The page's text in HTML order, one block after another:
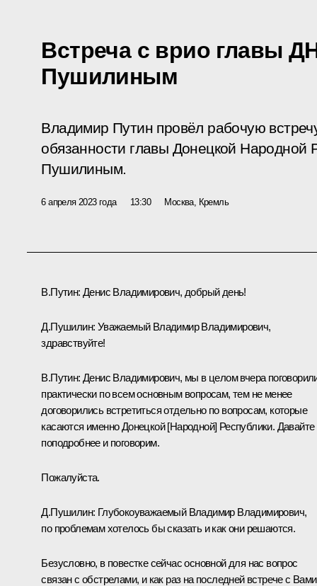
Встреча с врио главы
Пушилиным
Владимир Путин провёл рабочую
обязанности главы Донецкой Народной
Пушилиным.
6 апреля 2023 года 13:30 Москва, Кремль
В.Путин: Денис Владимирович, добрый день!
Д.Пушилин: Уважаемый Владимир Владимирович,
здравствуйте!
В.Путин: Денис Владимирович, мы в целом вчера
практически по всем основным вопросам, тем не менее
договорились встретиться отдельно по вопросам, которые
касаются именно Донецкой [Народной] Республики. Давайте
поподробнее и поговорим.
Пожалуйста.
Д.Пушилин: Глубокоуважаемый Владимир Владимирович,
по проблемам хотелось бы сказать и как они решаются.
Безусловно, в повестке сейчас основной для нас вопрос
связан с обстрелами, и как раз на последней встрече с Вами